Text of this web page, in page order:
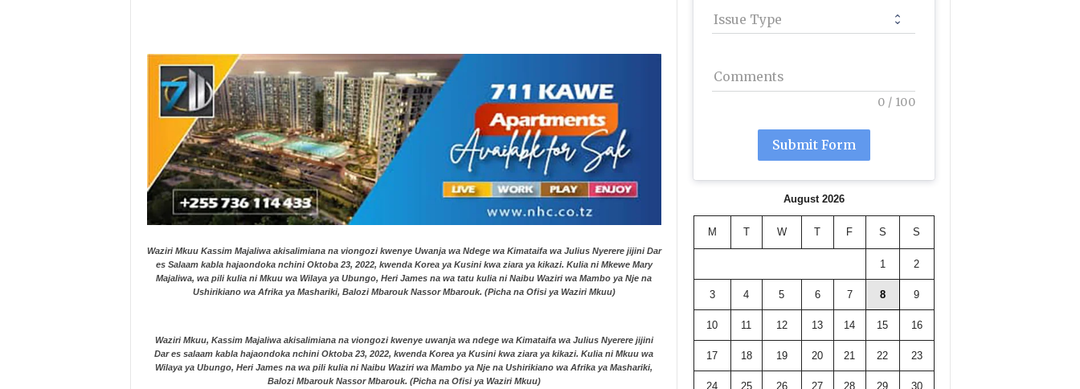
Waziri Mkuu Kassim Majaliwa akisalimiana na viongozi kwenye Uwanja wa Ndege wa Kimataifa wa Julius Nyerere jijini Dar
es Salaam kabla hajaondoka nchini Oktoba 23, 2022, kwenda Korea ya Kusini kwa ziara ya kikazi. Kulia ni Mkewe Mary
Majaliwa, wa pili kulia ni Mkuu wa Wilaya ya Ubungo, Heri James na wa tatu kulia ni Naibu Waziri wa Mambo ya Nje na
Ushirikiano wa Afrika ya Mashariki, Balozi Mbarouk Nassor Mbarouk. (Picha na Ofisi ya Waziri Mkuu)
Waziri Mkuu, Kassim Majaliwa akisalimiana na viongozi kwenye uwanja wa ndege wa Kimataifa wa Julius Nyerere jijini
Dar es salaam kabla hajaondoka nchini Oktoba 23, 2022, kwenda Korea ya Kusini kwa ziara ya kikazi. Kulia ni Mkuu wa
Wilaya ya Ubungo, Heri James na wa pili kulia ni Naibu Waziri wa Mambo ya Nje na Ushirikiano wa Afrika ya Mashariki,
Balozi Mbarouk Nassor Mbarouk. (Picha na Ofisi ya Waziri Mkuu)
Issue Type
Comments
0 / 100
Submit Form
August 2026
M T W T F S S
1 2
3 4 5 6 7 8 9
10 11 12 13 14 15 16
17 18 19 20 21 22 23
24 25 26 27 28 29 30